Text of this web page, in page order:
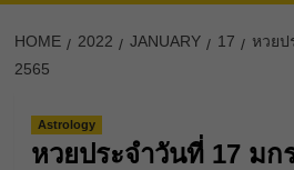
HOME 2022 JANUARY 17
หวยป
2565
Astrology
หวยประจําวันที่ 17 มก